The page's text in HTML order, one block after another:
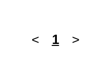
< 1 >